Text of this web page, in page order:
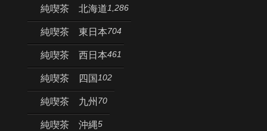
純喫茶 北海道1,286
純喫茶 東日本704
純喫茶 西日本461
純喫茶 四国102
純喫茶 九州 70
純喫茶 沖縄5